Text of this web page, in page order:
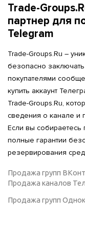
Trade-
партнер для
Telegram
Trade-Groups.Ru –
безопасно
покупателями
купить аккаунт
Trade-Groups.Ru,
сведения о канале и
Если вы собираетесь
полные гарантии
резервирования
Продажа групп
Продажа каналов
Продажа групп